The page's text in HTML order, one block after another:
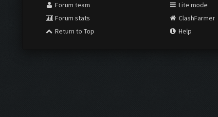
Forum team
Forum stats
Return to Top
Lite mode
ClashFarmer
Help